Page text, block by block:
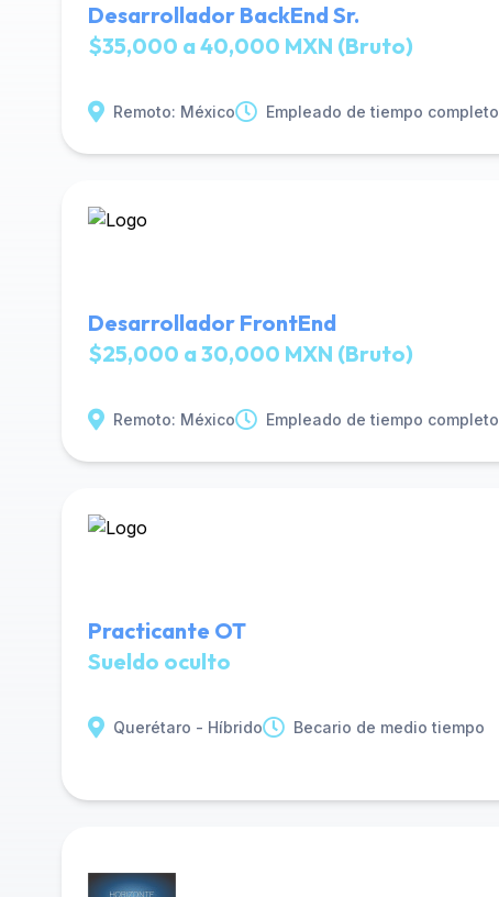
Desarrollador BackEnd Sr.
$35,000 a 40,000 MXN (Bruto)
Remoto: México Empleado de tiempo completo
Desarrollador FrontEnd
$25,000 a 30,000 MXN (Bruto)
Remoto: México Empleado de tiempo completo
Practicante OT
Sueldo oculto
Querétaro - Híbrido Becario de medio tiempo